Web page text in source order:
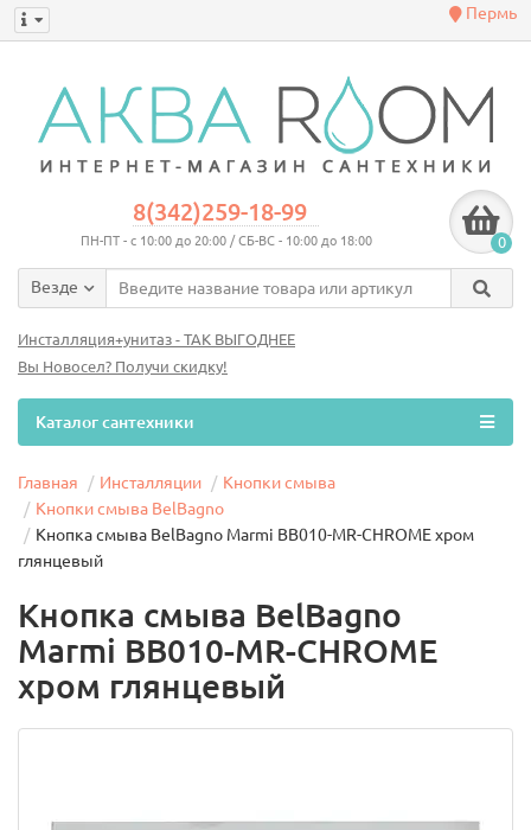
Пермь
8(342)259-18-99
ПН-ПТ - с 10:00 до 20:00 / СБ-ВС - 10:00 до 18:00 0
Везде
Инсталляция+унитаз - ТАК ВЫГОДНЕЕ
Вы Новосел? Получи скидку!
Каталог сантехники
Главная Инсталляции
Кнопки смыва
Кнопки смыва BelBagno
Кнопка смыва BelBagno Marmi BB010-MR-CHROME хром
глянцевый
Кнопка смыва BelBagno
Marmi BB010-MR-CHROME
хром глянцевый